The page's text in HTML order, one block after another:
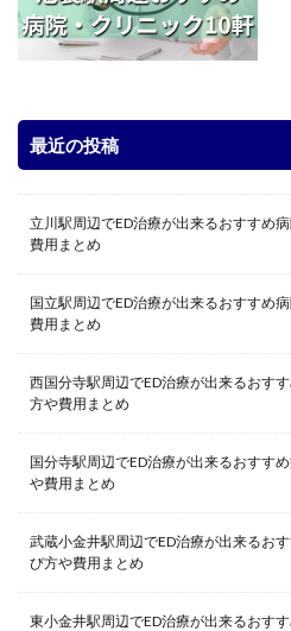
最近の投稿
立川駅周辺でED治療が出来るおすすめ
費用まとめ
国立駅周辺でED治療が出来るおすすめ
費用まとめ
西国分寺駅周辺でED治療が出来るおす
方や費用まとめ
国分寺駅周辺でED治療が出来るおすす
や費用まとめ
武蔵小金井駅周辺でED治療が出来るお
び方や費用まとめ
東小金井駅周辺でED治療が出来るおす